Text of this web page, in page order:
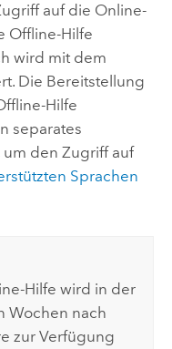
auf die Online-
Offline-Hilfe
wird mit dem
Die Bereitstellung
Hilfe
separates
den Zugriff auf
Sprachen
Hilfe wird in der
Wochen nach
zur Verfügung